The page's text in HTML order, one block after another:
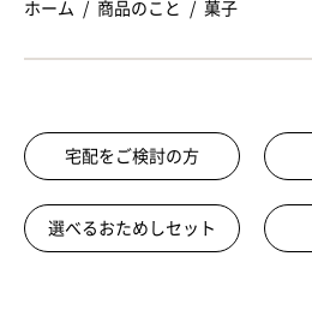
ホーム 商品のこと 菓子
宅配をご検討の方
選べるおためしセット